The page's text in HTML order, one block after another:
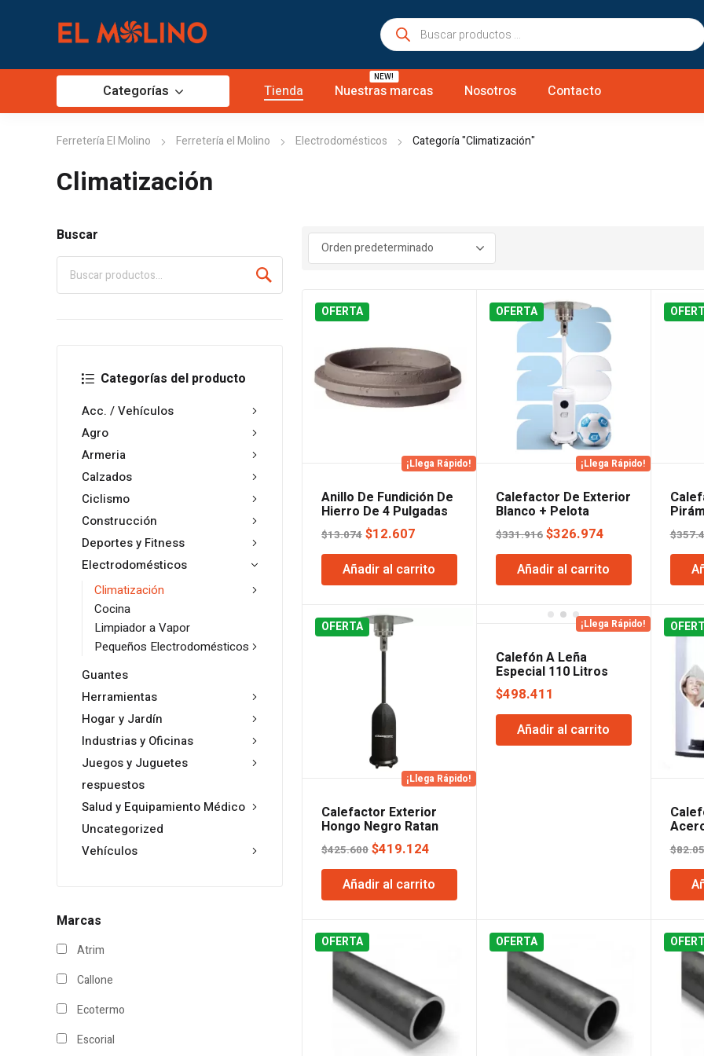
Búsqueda
de
Categorías Tienda Nuestras marcas
NEW!
Nosotros Contacto
Ferretería El Molino Ferretería el Molino Electrodomésticos Categoría "Climatización"
Climatización
Buscar
Categorías del producto
Acc. / Vehículos
Agro
Armeria
Calzados
Ciclismo
Construcción
Deportes y Fitness
Electrodomésticos
Climatización
Cocina
Limpiador a Vapor
Pequeños Electrodomésticos
Guantes
Herramientas
Hogar y Jardín
Industrias y Oficinas
Juegos y Juguetes
respuestos
Salud y Equipamiento Médico
Uncategorized
Vehículos
Marcas
Atrim
Callone
Ecotermo
Escorial
OFERTA
¡Llega Rápido!
Anillo De Fundición De
Hierro De 4 Pulgadas
$13.074 El
precio
original
era:
$12.607
precio
actual
es:
Añadir al carrito
OFERTA
¡Llega Rápido!
Calefactor De Exterior
Blanco + Pelota
Lusqtoff
$331.916 El
precio
original
era:
$331.916.
$326.974El
precio
actual
es:
Añadir al carrito
$
OFERTA
¡Llega Rápido!
Calefactor Exterior
Hongo Negro Ratan
Con Mesa Lusqtoff
$425.600 El
precio
original
era:
$419.124
precio
actual
es:
Añadir al carrito
¡Llega Rápido!
Calefón A Leña
Especial 110 Litros
Callone
$498.411
Añadir al carrito
Litro
$
OFERTA OFERTA